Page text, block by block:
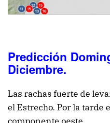
Predicción
Diciembre.
Las rachas fuerte de
el Estrecho. Por la tarde